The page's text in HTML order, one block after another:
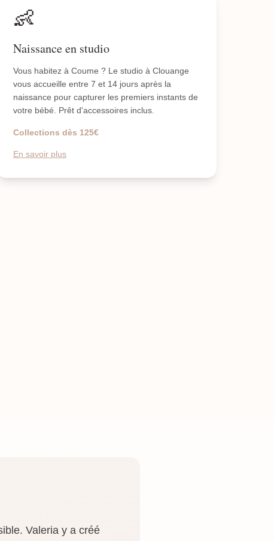
👶
Naissance en studio
Vous habitez à Coume ? Le studio à Clouange
vous accueille entre 7 et 14 jours après la
naissance pour capturer les premiers instants de
votre bébé. Prêt d'accessoires inclus.
Collections dès 125€
En savoir plus
Valeria y a créé